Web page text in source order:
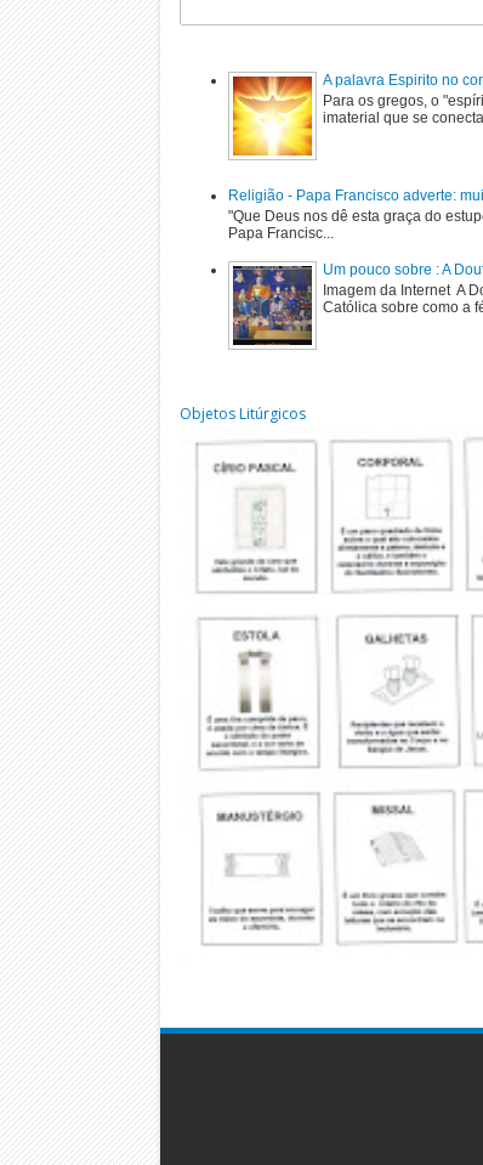
A palavra Espirito no
Para os gregos, o
imaterial que se
Religião - Papa Francisco adverte:
"Que Deus nos dê esta graça do
Papa Francisc...
Um pouco sobre : A
Imagem da Internet A
Católica sobre como a
Objetos Litúrgicos